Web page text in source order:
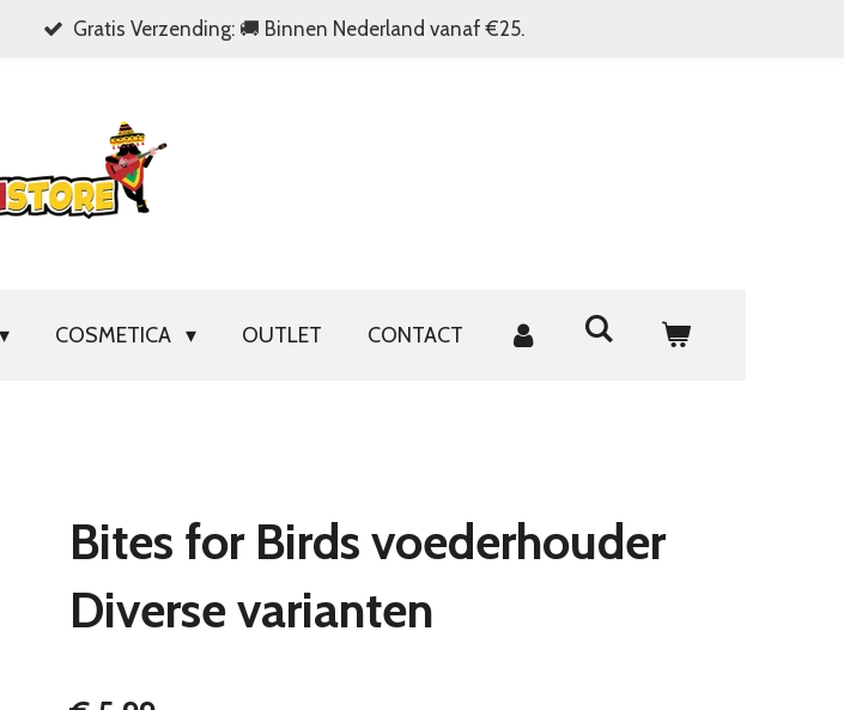
Gratis Verzending: 🚚 Binnen Nederland vanaf €25.
COSMETICA OUTLET CONTACT
Bites for Birds voederhouder
Diverse varianten